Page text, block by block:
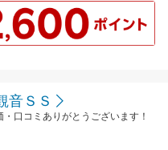
音ＳＳ
口コミありがとうございます！